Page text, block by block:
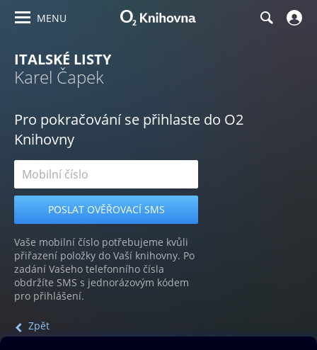
MENU
ITALSKÉ LISTY
Karel Čapek
Pro pokračování se přihlaste do O2
Knihovny
Vaše mobilní číslo potřebujeme kvůli
přiřazení položky do Vaší knihovny. Po
zadání Vašeho telefonního čísla
obdržíte SMS s jednorázovým kódem
pro přihlášení.
Zpět